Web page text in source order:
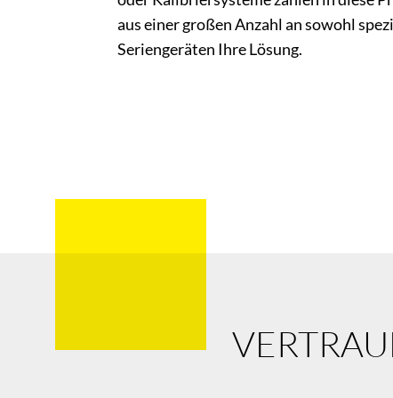
aus einer großen Anzahl an sowohl
Seriengeräten Ihre Lösung.